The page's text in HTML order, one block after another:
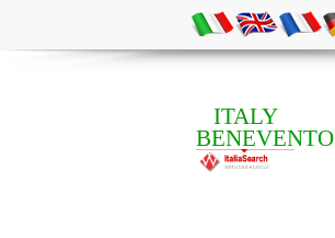
ITALY
BENEVENTO